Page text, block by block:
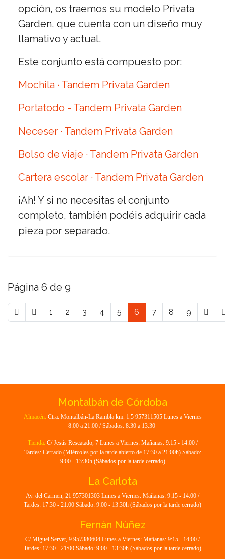
opción, os traemos su modelo Privata
Garden, que cuenta con un diseño muy
llamativo y actual.
Este conjunto está compuesto por:
Mochila · Tandem Privata Garden
Portatodo - Tandem Privata Garden
Neceser · Tandem Privata Garden
Bolso de viaje · Tandem Privata Garden
Cartera escolar · Tandem Privata Garden
¡Ah! Y si no necesitas el conjunto
completo, también podéis adquirir cada
pieza por separado.
Página 6 de 9
1 2 3 4 5 6 7 8 9
Montalbán de Córdoba
Almacén: Ctra. Montalbán-La Rambla km. 1.5 957311505 Lunes a Viernes
8:00 a 21:00 / Sábados: 8:30 a 13:30
Tienda: C/ Jesús Rescatado, 7 Lunes a Viernes: Mañanas: 9:15 - 14:00 /
Tardes: Cerrado (Miércoles por la tarde abierto de 17:30 a 21:00h) Sábado:
9:00 - 13:30h (Sábados por la tarde cerrado)
La Carlota
Av. del Carmen, 21 957301303 Lunes a Viernes: Mañanas: 9:15 - 14:00 /
Tardes: 17:30 - 21:00 Sábado: 9:00 - 13:30h (Sábados por la tarde cerrado)
Fernán Núñez
C/ Miguel Servet, 9 957380604 Lunes a Viernes: Mañanas: 9:15 - 14:00 /
Tardes: 17:30 - 21:00 Sábado: 9:00 - 13:30h (Sábados por la tarde cerrado)